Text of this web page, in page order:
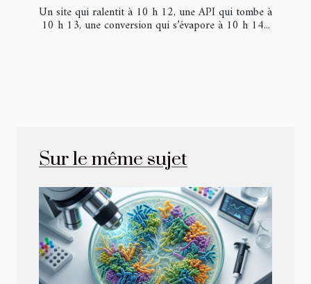
Un site qui ralentit à 10 h 12, une API qui tombe à
10 h 13, une conversion qui s’évapore à 10 h 14...
Sur le même sujet